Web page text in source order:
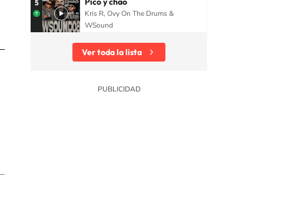
5
Kris R, Ovy On The Drums &
WSound
Ver toda la lista